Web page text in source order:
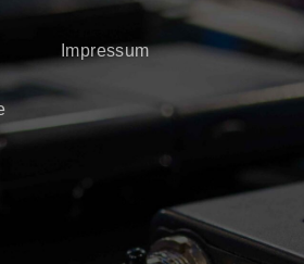
Impressum